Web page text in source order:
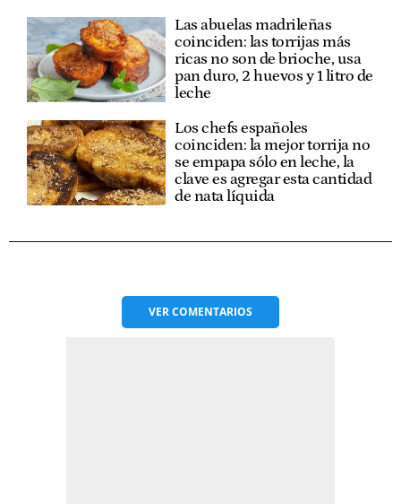
Las abuelas madrileñas
coinciden: las torrijas más
ricas no son de brioche, usa
pan duro, 2 huevos y 1 litro de
leche
Los chefs españoles
coinciden: la mejor torrija no
se empapa sólo en leche, la
clave es agregar esta cantidad
de nata líquida
VERCOMENTARIOS